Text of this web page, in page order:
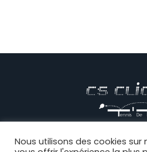
© CS CLICHY Tennis de Table,
Nous utilisons des cookies sur